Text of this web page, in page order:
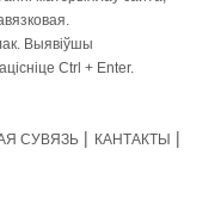
Выявіўшы
Ctrl + Enter.
СУВЯЗЬ
КАНТАКТЫ